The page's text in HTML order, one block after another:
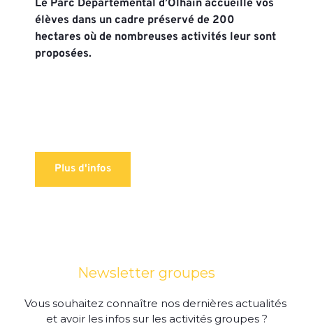
Le Parc Départemental d’Olhain accueille vos
élèves dans un cadre préservé de 200
hectares où de nombreuses activités leur sont
proposées.
Plus d'infos
Newsletter groupes
et avoir les infos sur les activités groupes ?